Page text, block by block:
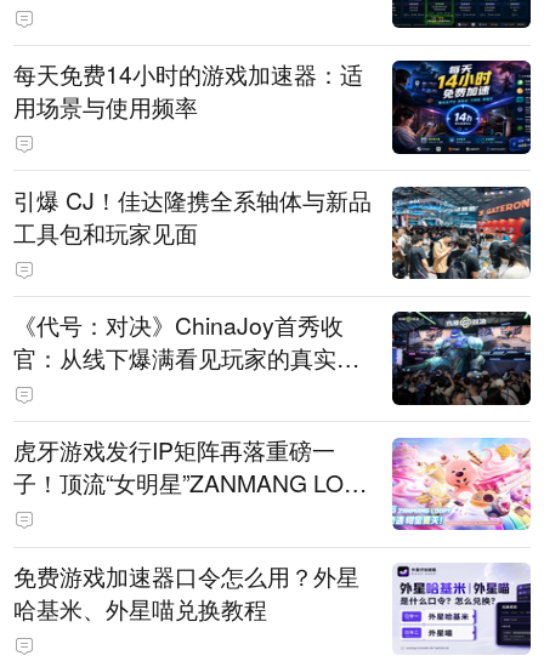
每天免费14小时的游戏加速器：适
用场景与使用频率
引爆 CJ！佳达隆携全系轴体与新品
工具包和玩家见面
《代号：对决》ChinaJoy首秀收
官：从线下爆满看见玩家的真实期
待
虎牙游戏发行IP矩阵再落重磅一
子！顶流“女明星”ZANMANG LOO
PY 正版3D消除手游《消消奇遇》
惊喜曝光
免费游戏加速器口令怎么用？外星
哈基米、外星喵兑换教程